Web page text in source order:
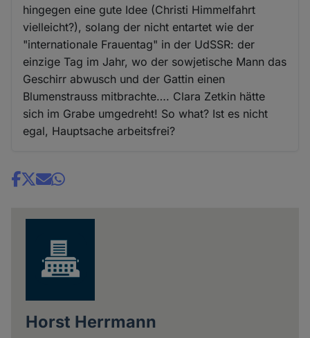
hingegen eine gute Idee (Christi Himmelfahrt
vielleicht?), solang der nicht entartet wie der
"internationale Frauentag" in der UdSSR: der
einzige Tag im Jahr, wo der sowjetische Mann das
Geschirr abwusch und der Gattin einen
Blumenstrauss mitbrachte…. Clara Zetkin hätte
sich im Grabe umgedreht! So what? Ist es nicht
egal, Hauptsache arbeitsfrei?
Share
Horst Herrmann